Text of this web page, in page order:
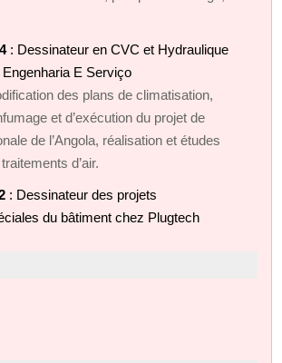
: Dessinateur en CVC et Hydraulique
E Serviço
des plans de climatisation,
et d’exécution du projet de
de l’Angola, réalisation et études
d’air.
: Dessinateur des projets
du bâtiment chez Plugtech